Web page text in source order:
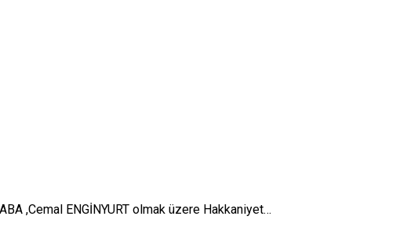
,Cemal ENGİNYURT olmak üzere Hakkaniyet…